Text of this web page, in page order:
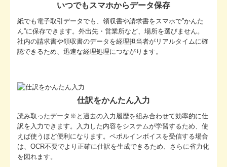
いつでもスマホからデータ保存
紙でも電子取引データでも、領収書や請求書をスマホで”かんた
ん”に保存できます。外出先・営業所など、場所を選びません。
社内の請求書や領収書のデータを経理担当者がリアルタイムに確
認できるため、迅速な経理処理につながります。
仕訳をかんたん入力
読み取ったデータ※と過去の入力履歴を組み合わせて効率的に仕
訳を入力できます。入力した内容をシステムが学習するため、使
えば使うほど便利になります。ペポルインボイスを受信する場合
は、OCR不要でより正確に仕訳を生成できるため、さらに省力化
を図れます。